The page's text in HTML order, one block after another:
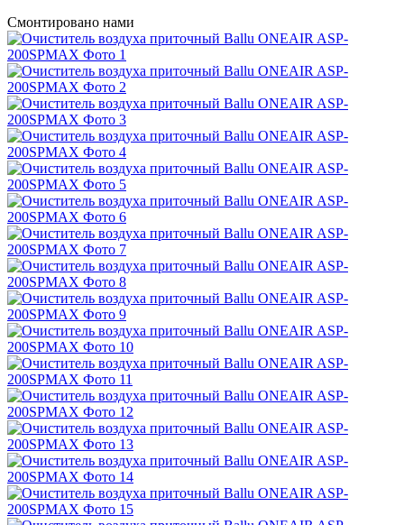
Смонтировано нами